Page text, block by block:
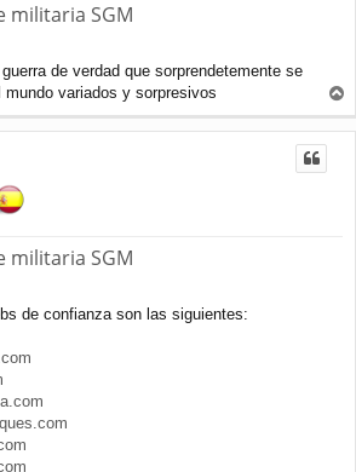
militaria SGM
de verdad que sorprendetemente se
variados y sorpresivos
r
r
militaria SGM
de confianza son las siguientes: